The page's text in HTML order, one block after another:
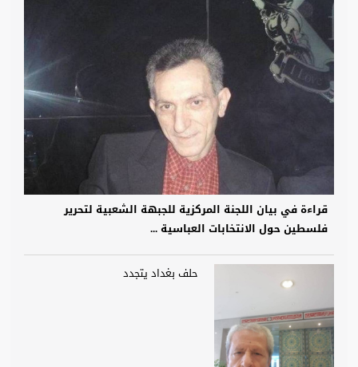
قراءة في بيان اللجنة المركزية للجبهة الشعبية لتحرير
فلسطين حول الانتخابات العباسية ...
حلف بغداد يتجدد